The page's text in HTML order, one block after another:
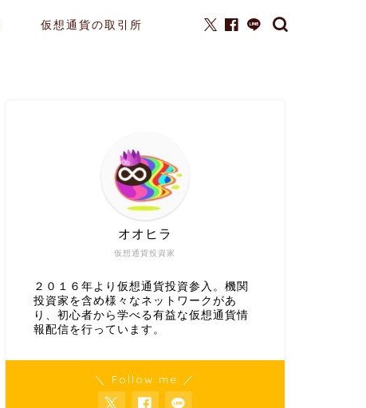
仮想通貨の取引所
仮想通貨投資家
オオヒラ
２０１６年より仮想通貨投資参入。機関
投資家を含め様々なネットワークがあ
り、初心者から学べる有益な仮想通貨情
報配信を行っています。
＼ Follow me ／